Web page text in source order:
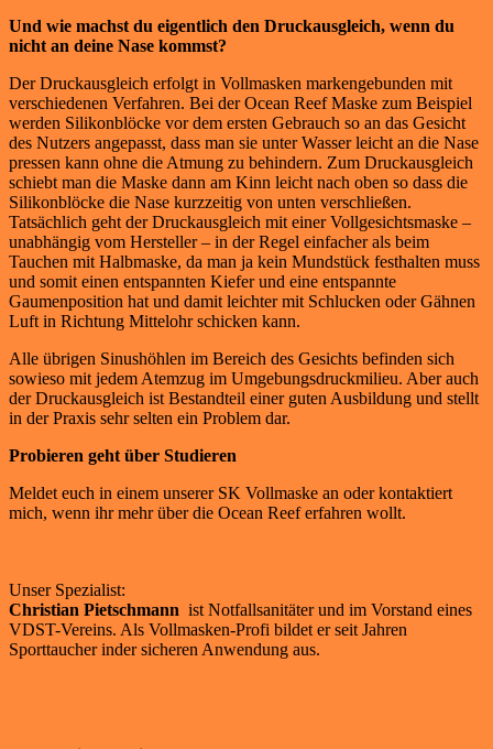
Und wie machst du eigentlich den Druckausgleich, wenn du
nicht an deine Nase kommst?
Der Druckausgleich erfolgt in Vollmasken markengebunden mit
verschiedenen Verfahren. Bei der Ocean Reef Maske zum Beispiel
werden Silikonblöcke vor dem ersten Gebrauch so an das Gesicht
des Nutzers angepasst, dass man sie unter Wasser leicht an die Nase
pressen kann ohne die Atmung zu behindern. Zum Druckausgleich
schiebt man die Maske dann am Kinn leicht nach oben so dass die
Silikonblöcke die Nase kurzzeitig von unten verschließen.
Tatsächlich geht der Druckausgleich mit einer Vollgesichtsmaske –
unabhängig vom Hersteller – in der Regel einfacher als beim
Tauchen mit Halbmaske, da man ja kein Mundstück festhalten muss
und somit einen entspannten Kiefer und eine entspannte
Gaumenposition hat und damit leichter mit Schlucken oder Gähnen
Luft in Richtung Mittelohr schicken kann.
Alle übrigen Sinushöhlen im Bereich des Gesichts befinden sich
sowieso mit jedem Atemzug im Umgebungsdruckmilieu. Aber auch
der Druckausgleich ist Bestandteil einer guten Ausbildung und stellt
in der Praxis sehr selten ein Problem dar.
Probieren geht über Studieren
Meldet euch in einem unserer SK Vollmaske an oder kontaktiert
mich, wenn ihr mehr über die Ocean Reef erfahren wollt.
Unser Spezialist:
Christian Pietschmann ist Notfallsanitäter und im Vorstand eines
VDST-Vereins. Als Vollmasken-Profi bildet er seit Jahren
Sporttaucher inder sicheren Anwendung aus.